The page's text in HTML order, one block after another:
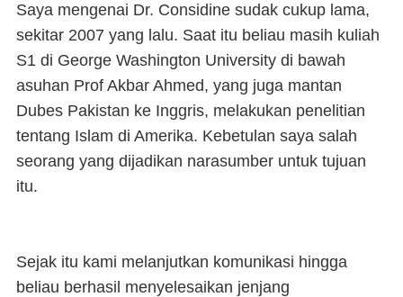
Saya mengenai Dr. Considine sudak cukup lama,
sekitar 2007 yang lalu. Saat itu beliau masih kuliah
S1 di George Washington University di bawah
asuhan Prof Akbar Ahmed, yang juga mantan
Dubes Pakistan ke Inggris, melakukan penelitian
tentang Islam di Amerika. Kebetulan saya salah
seorang yang dijadikan narasumber untuk tujuan
itu.
Sejak itu kami melanjutkan komunikasi hingga
beliau berhasil menyelesaikan jenjang